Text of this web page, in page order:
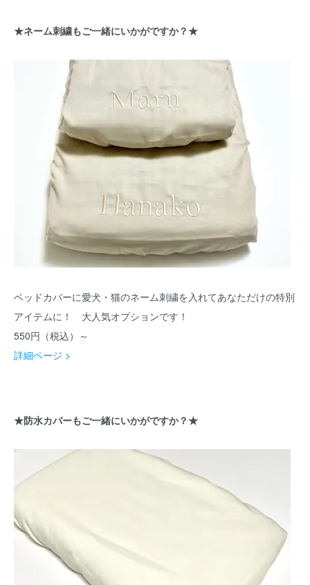
★ネーム刺繍もご一緒にいかがですか？★
ベッドカバーに愛犬・猫のネーム刺繍を入れてあなただけの特別
アイテムに！ 大人気オプションです！
550円（税込）～
詳細ページ >
★防水カバーもご一緒にいかがですか？★